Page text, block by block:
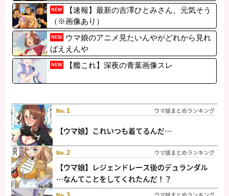
ｗｗｗｗｗｗｗｗｗｗｗｗｗｗｗｗｗｗｗｗｗ
NEW
【速報】最新の吉澤ひとみさん、元気そう
（※画像あり）
NEW
ウマ娘のアニメ見たいんやがどれから見れ
ばええんや
NEW 【艦これ】深夜の青葉画像スレ